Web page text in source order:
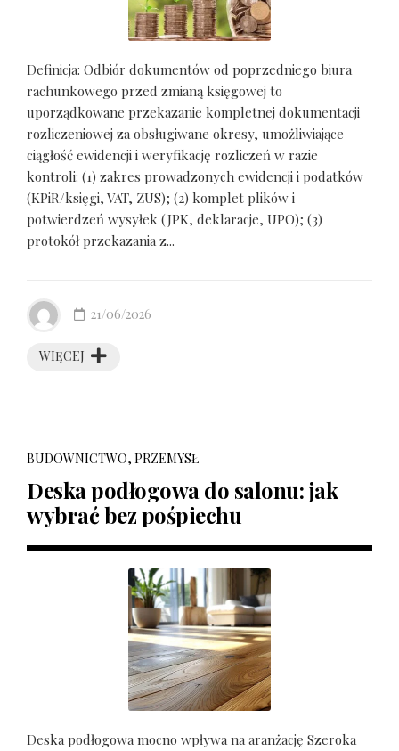
Definicja: Odbiór dokumentów od poprzedniego biura
rachunkowego przed zmianą księgowej to
uporządkowane przekazanie kompletnej dokumentacji
rozliczeniowej za obsługiwane okresy, umożliwiające
ciągłość ewidencji i weryfikację rozliczeń w razie
kontroli: (1) zakres prowadzonych ewidencji i podatków
(KPiR/księgi, VAT, ZUS); (2) komplet plików i
potwierdzeń wysyłek (JPK, deklaracje, UPO); (3)
protokół przekazania z...
WIĘCEJ
21/06/2026
BUDOWNICTWO, PRZEMYSŁ
Deska podłogowa do salonu: jak
wybrać bez pośpiechu
Deska podłogowa mocno wpływa na aranżację Szeroka